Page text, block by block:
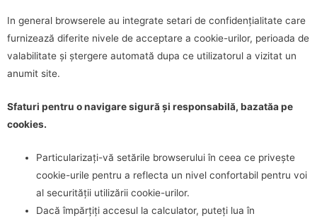
In general browserele au integrate setari de confidențialitate care
furnizează diferite nivele de acceptare a cookie-urilor, perioada de
valabilitate și ștergere automată dupa ce utilizatorul a vizitat un
anumit site.
Sfaturi pentru o navigare sigură și responsabilă, bazatăa pe
cookies.
Particularizați-vă setările browserului în ceea ce privește
cookie-urile pentru a reflecta un nivel confortabil pentru voi
al securității utilizării cookie-urilor.
Dacă împărțiți accesul la calculator, puteți lua în